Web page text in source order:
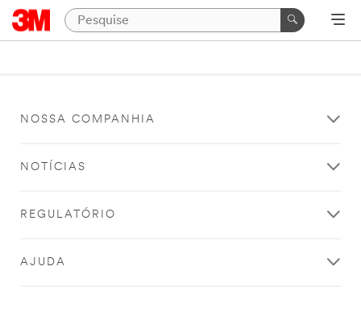
NOSSA COMPANHIA
NOTÍCIAS
REGULATÓRIO
AJUDA